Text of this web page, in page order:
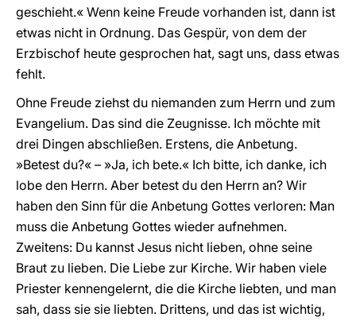
geschieht.« Wenn keine Freude vorhanden ist, dann ist
etwas nicht in Ordnung. Das Gespür, von dem der
Erzbischof heute gesprochen hat, sagt uns, dass etwas
fehlt.
Ohne Freude ziehst du niemanden zum Herrn und zum
Evangelium. Das sind die Zeugnisse. Ich möchte mit
drei Dingen abschließen. Erstens, die Anbetung.
»Betest du?« – »Ja, ich bete.« Ich bitte, ich danke, ich
lobe den Herrn. Aber betest du den Herrn an? Wir
haben den Sinn für die Anbetung Gottes verloren: Man
muss die Anbetung Gottes wieder aufnehmen.
Zweitens: Du kannst Jesus nicht lieben, ohne seine
Braut zu lieben. Die Liebe zur Kirche. Wir haben viele
Priester kennengelernt, die die Kirche liebten, und man
sah, dass sie sie liebten. Drittens, und das ist wichtig,